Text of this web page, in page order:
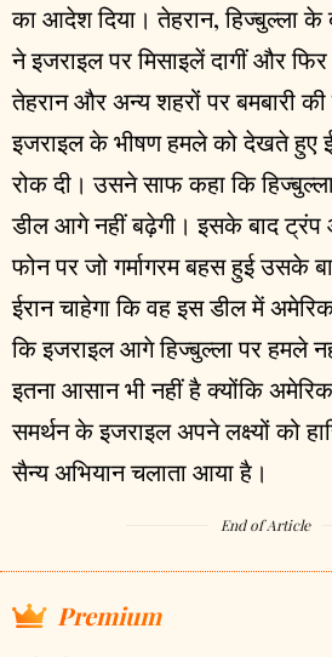
का आदेश दिया। तेहरान, हिज्बुल्ला
ने इजराइल पर मिसाइलें दागीं और
तेहरान और अन्य शहरों पर बमबारी
इजराइल के भीषण हमले को देखते हुए
रोक दी। उसने साफ कहा कि
डील आगे नहीं बढ़ेगी। इसके बाद ट्रंप
फोन पर जो गर्मागरम बहस हुई उसके
ईरान चाहेगा कि वह इस डील में
कि इजराइल आगे हिज्बुल्ला पर हमले
इतना आसान भी नहीं है क्योंकि
समर्थन के इजराइल अपने लक्ष्यों को
सैन्य अभियान चलाता आया है।
End of Article
Premium